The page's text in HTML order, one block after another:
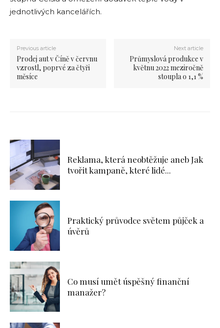
jednotlivých kancelářích.
Previous article
Prodej aut v Číně v červnu
vzrostl, poprvé za čtyři
měsíce
Next article
Průmyslová produkce v
květnu 2022 meziročně
stoupla o 1,1 %
Reklama, která neobtěžuje aneb Jak
tvořit kampaně, které lidé...
Praktický průvodce světem půjček a
úvěrů
Co musí umět úspěšný finanční
manažer?